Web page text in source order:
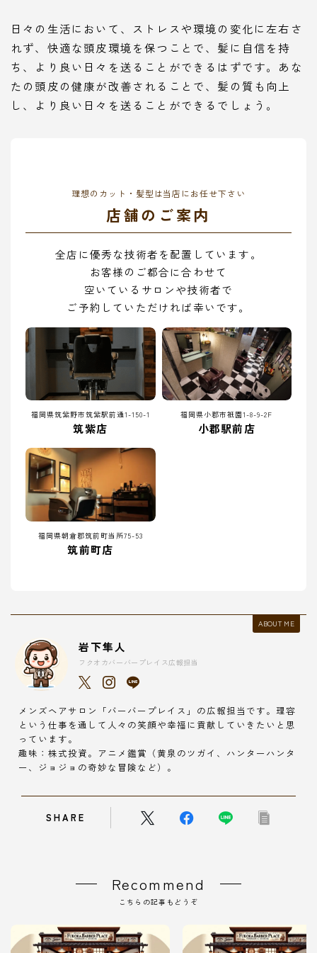
日々の生活において、ストレスや環境の変化に左右さ
れず、快適な頭皮環境を保つことで、髪に自信を持
ち、より良い日々を送ることができるはずです。あな
たの頭皮の健康が改善されることで、髪の質も向上
し、より良い日々を送ることができるでしょう。
理想のカット・髪型は当店にお任せ下さい
店舗のご案内
全店に優秀な技術者を配置しています。
お客様のご都合に合わせて
空いているサロンや技術者で
ご予約していただければ幸いです。
福岡県筑紫野市筑紫駅前通1-150-1
筑紫店
福岡県小郡市祇園1-8-9-2F
小郡駅前店
福岡県朝倉郡筑前町当所75-53
筑前町店
ABOUT ME
岩下隼人
フクオカバーバープレイス広報担当
メンズヘアサロン「バーバープレイス」の広報担当です。理容
という仕事を通して人々の笑顔や幸福に貢献していきたいと思
っています。
趣味：株式投資。アニメ鑑賞（黄泉のツガイ、ハンターハンタ
ー、ジョジョの奇妙な冒険など）。
SHARE
Recommend
こちらの記事もどうぞ